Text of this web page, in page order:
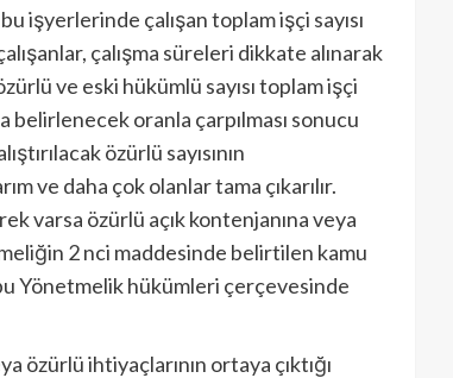
işyerlerinde çalışan toplam işçi sayısı
çalışma süreleri dikkate alınarak
ve eski hükümlü sayısı toplam işçi
belirlenecek oranla çarpılması sonucu
özürlü sayısının
ve daha çok olanlar tama çıkarılır.
varsa özürlü açık kontenjanına veya
2 nci maddesinde belirtilen kamu
bu Yönetmelik hükümleri çerçevesinde
özürlü ihtiyaçlarının ortaya çıktığı